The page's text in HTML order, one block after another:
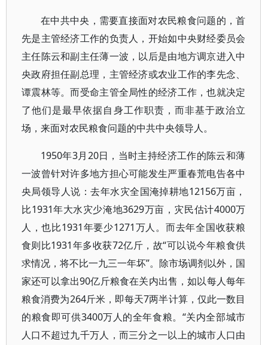
在中共中央，需要直接面对农民粮食问题的，首
先是主管经济工作的负责人，开始如中央财经委员会
主任陈云和副主任薄一波，以后是由地方调京进入中
央政府担任副总理，主管经济或农业工作的李先念、
谭震林等。而受命主管全局性的经济工作，也就决定
了他们是最早依据自身工作职责，而非基于政治立
场，来面对农民粮食问题的中共中央领导人。
1950年3月20日，当时主持经济工作的陈云和薄
一波曾针对许多地方担心可能发生严重春荒电告各中
央局领导人说：去年水灾全国淹掉耕地12156万亩，
比1931年大水灾少淹地3629万亩，灾民估计4000万
人，也比1931年要少1271万人。而去年全国收获粮
食则比1931年多收获72亿斤，故“可以说今年粮食供
求情况，将不比一九三一年坏”。除市场调剂以外，国
家还可以拿出90亿斤粮食在关内出售，如以每人每年
粮食消费为264斤米，即每天7两半计算，仅此一数目
的粮食即可供3400万人的全年食粮。“关内全部城市
人口不超过九千万人，而三分之一以上的城市人口由